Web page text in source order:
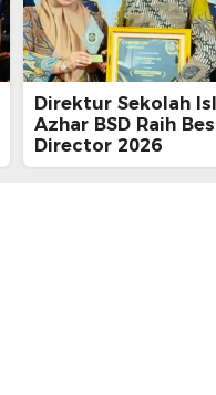
Direktur Sekolah
Azhar BSD Raih
Director 2026